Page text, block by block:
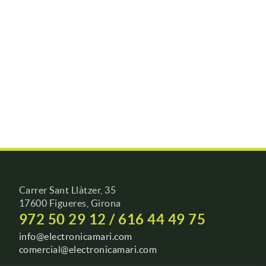
Carrer Sant Llàtzer, 35
17600 Figueres, Girona
972 50 29 12 / 616 44 49 75
info@electronicamari.com
comercial@electronicamari.com